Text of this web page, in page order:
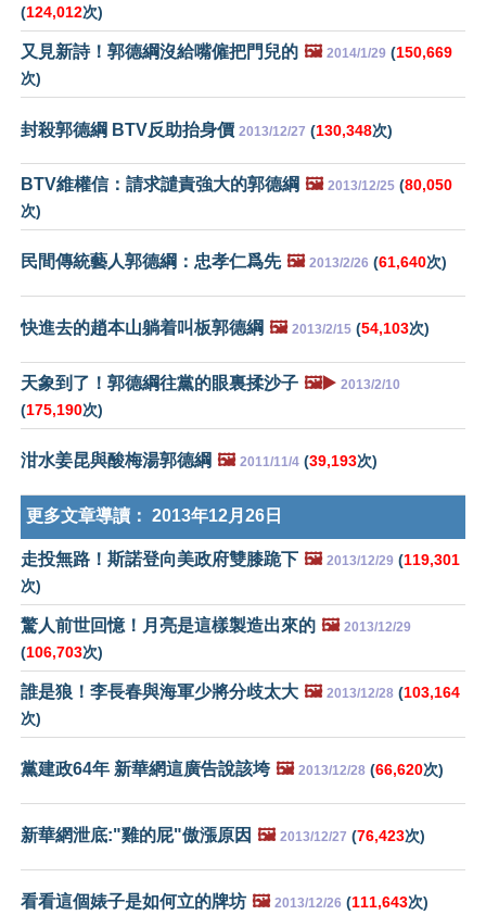
(124,012次)
又見新詩！郭德綱沒給嘴僱把門兒的 🖼️ 2014/1/29 (150,669
次)
封殺郭德綱 BTV反助抬身價 2013/12/27 (130,348次)
BTV維權信：請求譴責強大的郭德綱 🖼️ 2013/12/25 (80,050
次)
民間傳統藝人郭德綱：忠孝仁爲先 🖼️ 2013/2/26 (61,640次)
快進去的趙本山躺着叫板郭德綱 🖼️ 2013/2/15 (54,103次)
天象到了！郭德綱往黨的眼裏揉沙子 🖼️▶️ 2013/2/10
(175,190次)
泔水姜昆與酸梅湯郭德綱 🖼️ 2011/11/4 (39,193次)
更多文章導讀： 2013年12月26日
走投無路！斯諾登向美政府雙膝跪下 🖼️ 2013/12/29 (119,301
次)
驚人前世回憶！月亮是這樣製造出來的 🖼️ 2013/12/29
(106,703次)
誰是狼！李長春與海軍少將分歧太大 🖼️ 2013/12/28 (103,164
次)
黨建政64年 新華網這廣告說該垮 🖼️ 2013/12/28 (66,620次)
新華網泄底:"雞的屁"傲漲原因 🖼️ 2013/12/27 (76,423次)
看看這個婊子是如何立的牌坊 🖼️ 2013/12/26 (111,643次)